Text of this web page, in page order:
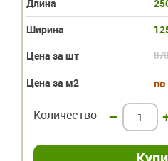
Длина
Ширина
Цена за шт
870
Цена за м2 по
Количество –